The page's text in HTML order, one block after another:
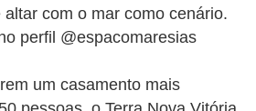
com o mar como cenário.
perfil @espacomaresias
um casamento mais